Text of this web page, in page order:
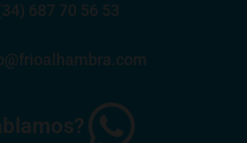
687 70 56 53